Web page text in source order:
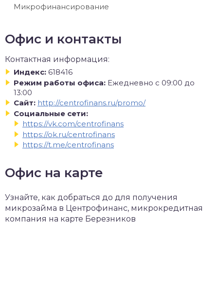
Микрофинансирование
Офис и контакты
Контактная информация:
Индекс: 618416
Режим работы офиса: Ежедневно с 09:00 до
13:00
Сайт: http://centrofinans.ru/promo/
Социальные сети:
https://vk.com/centrofinans
https://ok.ru/centrofinans
https://t.me/centrofinans
Офис на карте
Узнайте, как добраться до для получения
микрозайма в Центрофинанс, микрокредитная
компания на карте Березников